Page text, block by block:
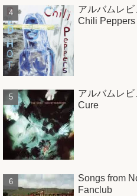
アルバムレ
Chili Peppers
アルバムレ
Cure
Songs from
Fanclub